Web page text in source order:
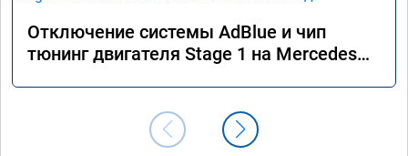
Отключение системы AdBlue и чип
тюнинг двигателя Stage 1 на Mercedes